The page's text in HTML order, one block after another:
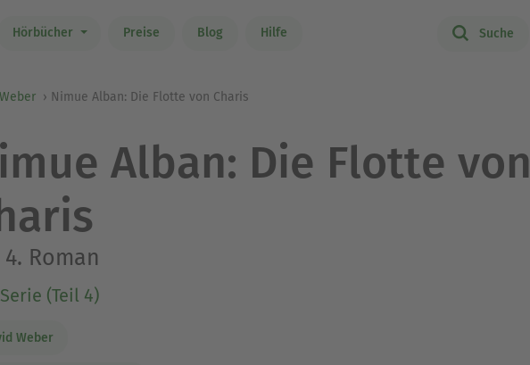
Hörbücher Preise Blog Hilfe Suche
Nimue Alban: Die Flotte von Charis
Alban: Die Flotte von
4. Roman
Serie (Teil 4)
Weber